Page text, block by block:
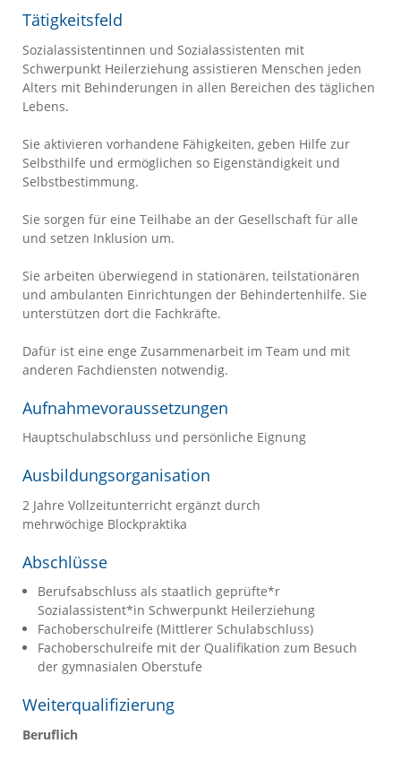
Tätigkeitsfeld
Sozialassistentinnen und Sozialassistenten mit
Schwerpunkt Heilerziehung assistieren Menschen jeden
Alters mit Behinderungen in allen Bereichen des täglichen
Lebens.
Sie aktivieren vorhandene Fähigkeiten, geben Hilfe zur
Selbsthilfe und ermöglichen so Eigenständigkeit und
Selbstbestimmung.
Sie sorgen für eine Teilhabe an der Gesellschaft für alle
und setzen Inklusion um.
Sie arbeiten überwiegend in stationären, teilstationären
und ambulanten Einrichtungen der Behindertenhilfe. Sie
unterstützen dort die Fachkräfte.
Dafür ist eine enge Zusammenarbeit im Team und mit
anderen Fachdiensten notwendig.
Aufnahmevoraussetzungen
Hauptschulabschluss und persönliche Eignung
Ausbildungsorganisation
2 Jahre Vollzeitunterricht ergänzt durch
mehrwöchige Blockpraktika
Abschlüsse
Berufsabschluss als staatlich geprüfte*r
Sozialassistent*in Schwerpunkt Heilerziehung
Fachoberschulreife (Mittlerer Schulabschluss)
Fachoberschulreife mit der Qualifikation zum Besuch
der gymnasialen Oberstufe
Weiterqualifizierung
Beruflich